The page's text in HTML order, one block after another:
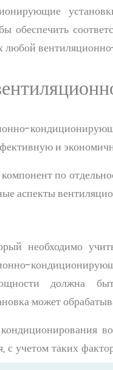
обеспечить
любой
и
по
аспекты
необходимо
должна
может
с учетом таких